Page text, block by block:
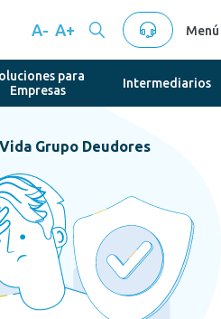
A- A+ Menú
para
Empresas
Intermediarios
Vida Grupo Deudores